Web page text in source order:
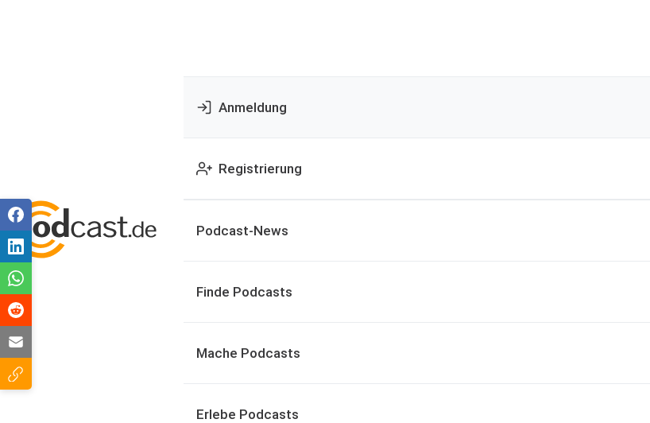
Anmeldung
Registrierung
Podcast-News
Finde Podcasts
Mache Podcasts
Erlebe Podcasts